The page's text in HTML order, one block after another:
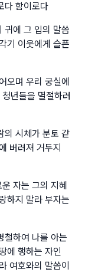
다 함이로다
귀에 그 입의 말씀
기 이웃에게 슬픈
오며 우리 궁실에
년들을 멸절하려
의 시체가 분토 같
버려져 거두지
자는 그의 지혜
하지 말라 부자는
철하여 나를 아는
에 행하는 자인
여호와의 말씀이